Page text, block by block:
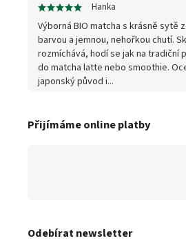
Hanka
Výborná BIO matcha s krásně sytě
barvou a jemnou, nehořkou chutí.
rozmíchává, hodí se jak na tradiční
do matcha latte nebo smoothie.
japonský původ i...
Přijímáme online platby
Odebírat newsletter